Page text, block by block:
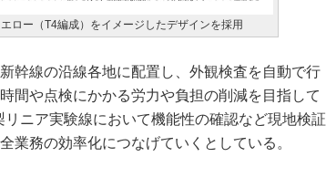
ロー（T4編成）をイメージしたデザインを採用
幹線の沿線各地に配置し、外観検査を自動で行
間や点検にかかる労力や負担の削減を目指して
ニア実験線において機能性の確認など現地検証
業務の効率化につなげていくとしている。